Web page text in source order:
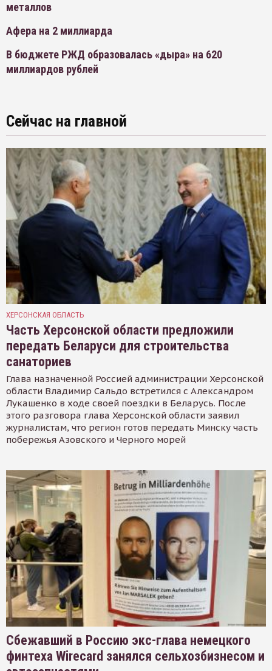
металлов
Афера на 2 миллиарда
В бюджете РЖД образовалась «дыра» на 620
миллиардов рублей
Сейчас на главной
ХЕРСОНСКАЯ ОБЛАСТЬ
Часть Херсонской области предложили
передать Беларуси для строительства
санаториев
Глава назначенной Россией администрации Херсонской
области Владимир Сальдо встретился с Александром
Лукашенко в ходе своей поездки в Беларусь. После
этого разговора глава Херсонской области заявил
журналистам, что регион готов передать Минску часть
побережья Азовского и Черного морей
Сбежавший в Россию экс-глава немецкого
финтеха Wirecard занялся сельхозбизнесом и